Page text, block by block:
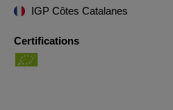
IGP Côtes Catalanes
Certifications